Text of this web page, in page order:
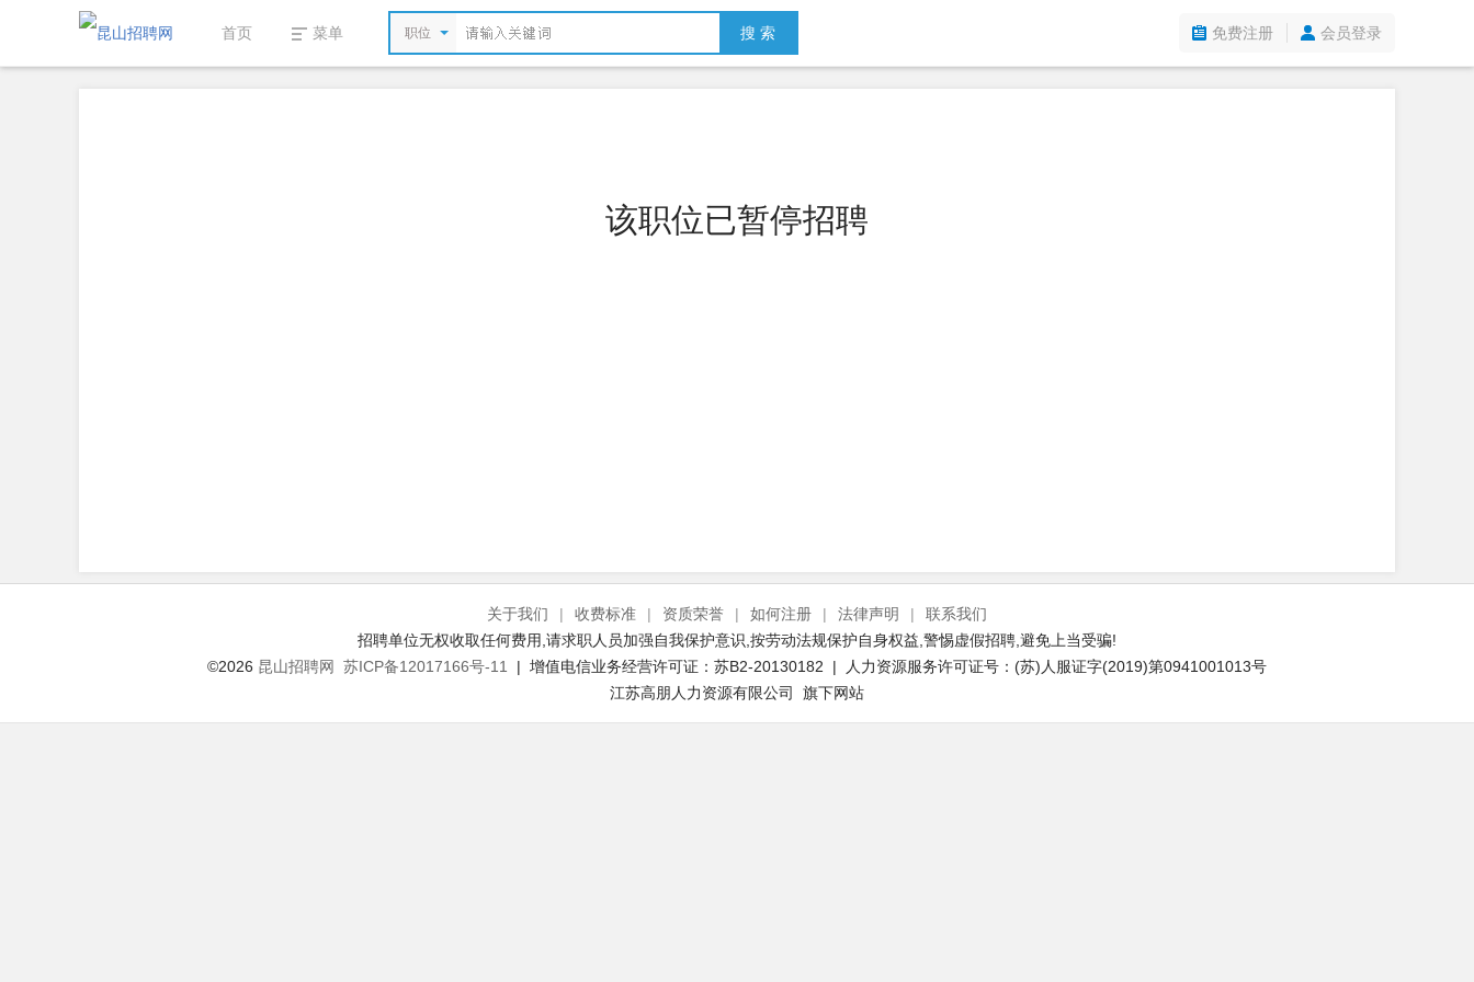
首页 菜单 职位 搜 索 免费注册 会员登录
该职位已暂停招聘
关于我们 | 收费标准 | 资质荣誉 | 如何注册 | 法律声明 |
联系我们
招聘单位无权收取任何费用,请求职人员加强自我保护意识,按劳动法规保护自身权益,警惕虚假招聘,避免上当受骗!
©2026 昆山招聘网 苏ICP备12017166号-11
| 增值电信业务经营许可证：苏B2-20130182 | 人力资源服务许可证号：(苏)人服证字(2019)第0941001013号
江苏高朋人力资源有限公司 旗下网站